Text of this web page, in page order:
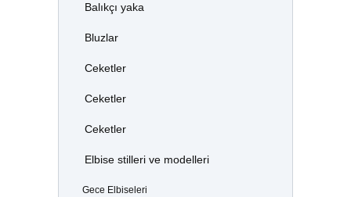
Balıkçı yaka
Bluzlar
Ceketler
Ceketler
Ceketler
Elbise stilleri ve modelleri
Gece Elbiseleri